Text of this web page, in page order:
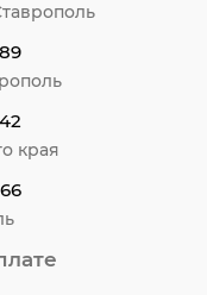
края